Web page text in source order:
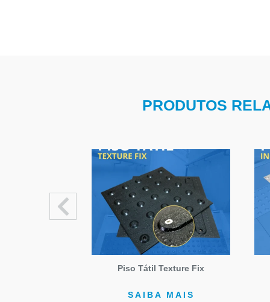
PRODUTOS
Piso Tátil Texture Fix
SAIBA MAIS